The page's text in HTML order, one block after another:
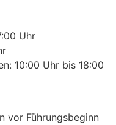
Uhr
10:00 Uhr bis 18:00
vor Führungsbeginn